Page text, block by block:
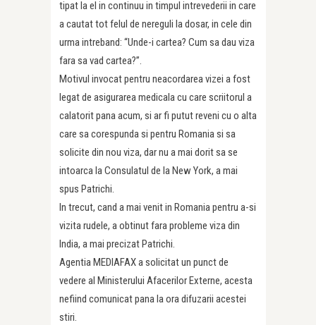
tipat la el in continuu in timpul intrevederii in care
a cautat tot felul de nereguli la dosar, in cele din
urma intreband: “Unde-i cartea? Cum sa dau viza
fara sa vad cartea?”.
Motivul invocat pentru neacordarea vizei a fost
legat de asigurarea medicala cu care scriitorul a
calatorit pana acum, si ar fi putut reveni cu o alta
care sa corespunda si pentru Romania si sa
solicite din nou viza, dar nu a mai dorit sa se
intoarca la Consulatul de la New York, a mai
spus Patrichi.
In trecut, cand a mai venit in Romania pentru a-si
vizita rudele, a obtinut fara probleme viza din
India, a mai precizat Patrichi.
Agentia MEDIAFAX a solicitat un punct de
vedere al Ministerului Afacerilor Externe, acesta
nefiind comunicat pana la ora difuzarii acestei
stiri.